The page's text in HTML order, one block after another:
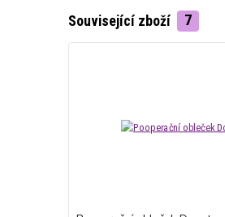
Související zboží 7